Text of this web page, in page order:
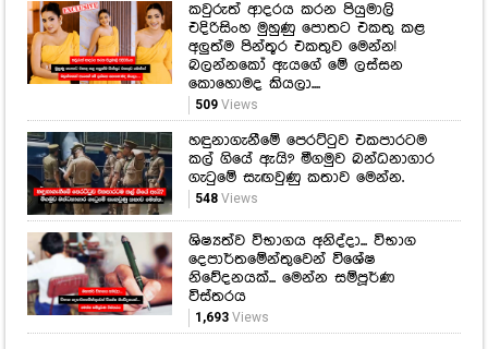
කවුරුත් ආදරය කරන පියුමාලි
එදිරිසිංහ මුහුණු පොතට එකතු කළ
අලුත්ම පින්තූර එකතුව මෙන්න!
බලන්නකෝ ඇයගේ මේ ලස්සන
කොහොමද කියලා....
509Views
හඳුනාගැනීමේ පෙරට්ටුව එකපාරටම
කල් ගියේ ඇයි? මීගමුව බන්ධනාගාර
ගැටුමේ සැඟවුණු කතාව මෙන්න.
548Views
ශිෂ්‍යත්ව විභාගය අනිද්දා... විභාග
දෙපාර්තමේන්තුවෙන් විශේෂ
නිවේදනයක්... මෙන්න සම්පූර්ණ
විස්තරය
1,693Views